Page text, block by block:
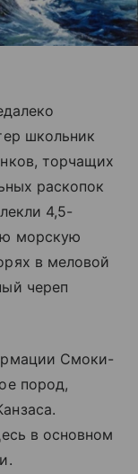
школьник
торчащих
раскопок
4,5-
морскую
в меловой
череп
Смоки-
пород,
в основном